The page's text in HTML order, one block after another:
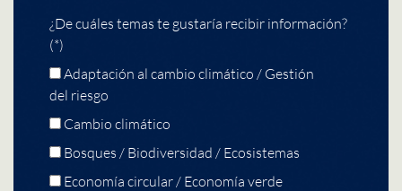
¿De cuáles temas te gustaría recibir información?
(*)
Adaptación al cambio climático / Gestión
del riesgo
Cambio climático
Bosques / Biodiversidad / Ecosistemas
Economía circular / Economía verde